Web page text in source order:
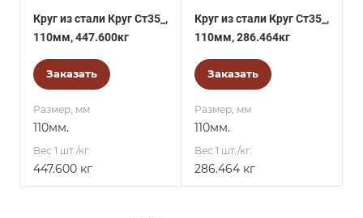
Круг из стали Круг Ст35_,
110мм, 447.600кг
Заказать
Размер, мм
110мм.
Вес 1 шт./кг.
447.600 кг
Круг из стали Круг Ст35_,
110мм, 286.464кг
Заказать
Размер, мм
110мм.
Вес 1 шт./кг.
286.464 кг